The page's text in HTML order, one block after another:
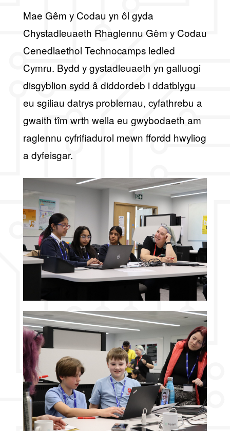
Mae Gêm y Codau yn ôl gyda
Chystadleuaeth Rhaglennu Gêm y Codau
Cenedlaethol Technocamps ledled
Cymru. Bydd y gystadleuaeth yn galluogi
disgyblion sydd â diddordeb i ddatblygu
eu sgiliau datrys problemau, cyfathrebu a
gwaith tîm wrth wella eu gwybodaeth am
raglennu cyfrifiadurol mewn ffordd hwyliog
a dyfeisgar.